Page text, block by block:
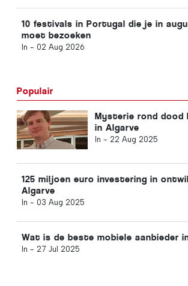
10 festivals in Portugal die je in
moet bezoeken
In - 02 Aug 2026
Populair
Mysterie rond
in Algarve
In - 22 Aug 2025
125 miljoen euro investering in
Algarve
In - 03 Aug 2025
Wat is de beste mobiele aanbieder
In - 27 Jul 2025